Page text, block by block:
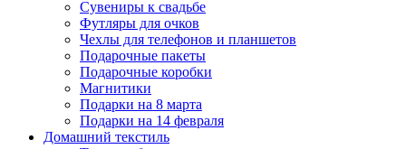
Сувениры к свадьбе
Футляры для очков
Чехлы для телефонов и планшетов
Подарочные пакеты
Подарочные коробки
Магнитики
Подарки на 8 марта
Подарки на 14 февраля
Домашний текстиль